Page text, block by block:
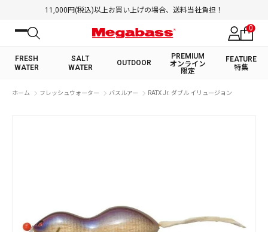
11,000円(税込)以上お買い上げの場合、送料当社負担！
0
FRESH
WATER
SALT
WATER
OUTDOOR
PREMIUM
オンライン
限定
FEATURE
特集
絞り込み検索
PREMIUM オンライン限定
ホーム フレッシュウォーター バスルアー RATX Jr. ダブル イリュージョン